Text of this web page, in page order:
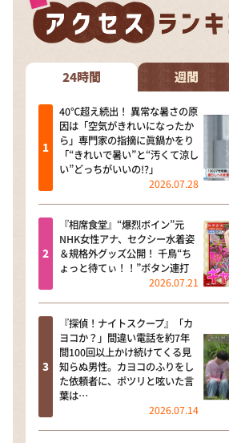
24時間 週間
40℃超え続出！ 異常な暑さの原
因は「空気がきれいになったか
ら」専門家の指摘に眞鍋かをり
「“きれいで暑い”と“汚くて涼し
い”どっちがいいの!?」
2026.07.28
『相席食堂』“爆烈ボイン”元
NHK女性アナ、セクシー水着姿
＆規格外グッズ公開！ 千鳥“ち
ょっと待てぃ！！”ボタン連打
2026.07.21
『探偵！ナイトスクープ』「カ
ヨコか？」間違い電話を約7年
間100回以上かけ続けてくる見
知らぬ男性。カヨコのふりをし
た依頼者に、ポツリと呟いた言
葉は…
2026.07.14